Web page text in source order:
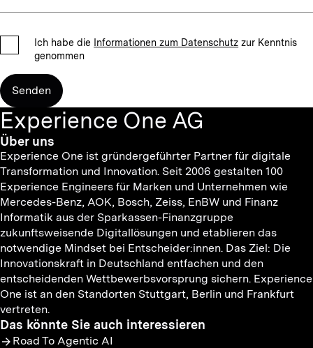
Ich habe die Informationen zum Datenschutz zur Kenntnis
genommen
Senden
Experience One AG
Über uns
Experience One ist gründergeführter Partner für digitale
Transformation und Innovation. Seit 2006 gestalten 100
Experience Engineers für Marken und Unternehmen wie
Mercedes-Benz, AOK, Bosch, Zeiss, EnBW und Finanz
Informatik aus der Sparkassen-Finanzgruppe
zukunftsweisende Digitallösungen und etablieren das
notwendige Mindset bei Entscheider:innen. Das Ziel: Die
Innovationskraft in Deutschland entfachen und den
entscheidenden Wettbewerbsvorsprung sichern. Experience
One ist an den Standorten Stuttgart, Berlin und Frankfurt
vertreten.
Das könnte Sie auch interessieren
Road To Agentic AI